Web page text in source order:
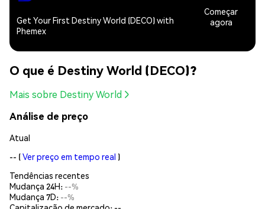
Get Your First Destiny World (DECO) with
Phemex
Começar
agora
O que é Destiny World (DECO)?
Mais sobre Destiny World
Análise de preço
Atual
-- (Ver preço em tempo real )
Tendências recentes
Mudança 24H: --%
Mudança 7D: --%